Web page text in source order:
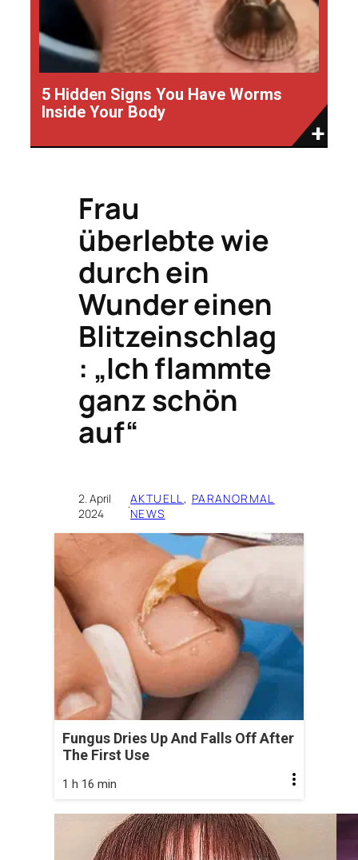
5 Hidden Signs You Have Worms
Inside Your Body
Frau
überlebte wie
durch ein
Wunder einen
Blitzeinschlag
: „Ich flammte
ganz schön
auf“
2. April
2024
·AKTUELL, PARANORMAL
NEWS
Fungus Dries Up And Falls Off After
The First Use
1 h 16 min